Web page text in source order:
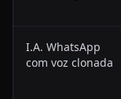
I.A. WhatsApp
com voz clonada